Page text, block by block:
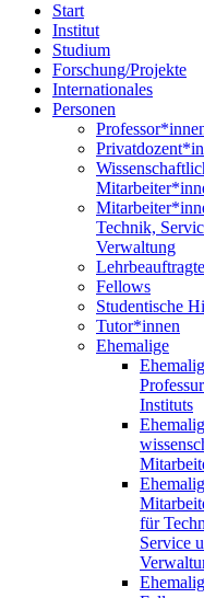
Start
Institut
Studium
Forschung/Projekte
Internationales
Personen
Technik,
Verwaltung
Lehrbeauftragte
Fellows
Studentische
Tutor*innen
Ehemalige
Instituts
für
Service